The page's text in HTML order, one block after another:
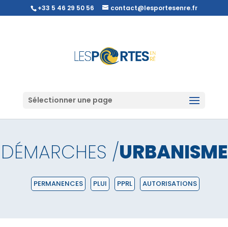
+33 5 46 29 50 56 contact@lesportesenre.fr
Sélectionner une page
DÉMARCHES /URBANISME
PERMANENCES PLUI PPRL AUTORISATIONS